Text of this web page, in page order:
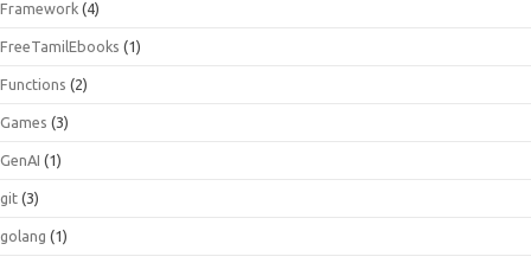
Framework (4)
FreeTamilEbooks (1)
Functions (2)
Games (3)
GenAI (1)
git (3)
golang (1)